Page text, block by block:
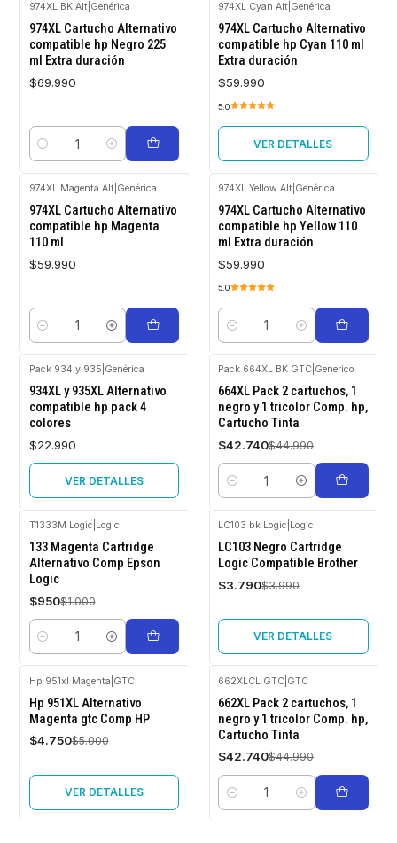
974XL BK Alt| Genérica
974XL Cartucho Alternativo
compatible hp Negro 225
ml Extra duración
$69.990
Cantidad
974XL Cyan Alt Genérica
974XL Cartucho Alternativo
compatible hp Cyan 110 ml
Extra duración
$59.990
5.0
VER DETALLES
974XL Magenta Alt| Genérica
974XL Cartucho Alternativo
compatible hp Magenta
110 ml
$59.990
Cantidad
974XL Yellow Alt Genérica
974XL Cartucho Alternativo
compatible hp Yellow 110
ml Extra duración
$59.990
5.0
Cantidad
Pack 934 y 935 Genérica
934XL y 935XL Alternativo
compatible hp pack 4
colores
$22.990
VER DETALLES
-5%
OFF
Pack 664XL BK GTC Generico
664XL Pack 2 cartuchos, 1
negro y 1 tricolor Comp. hp,
Cartucho Tinta
$42.740$44.990
Cantidad
-5%
OFF
T1333M Logic Logic
133 Magenta Cartridge
Alternativo Comp Epson
Logic
$950$1.000
Cantidad
-5%
OFF
LC103 bk Logic Logic
LC103 Negro Cartridge
Logic Compatible Brother
$3.790$3.990
VER DETALLES
-5%
OFF
Hp 951xl Magenta GTC
Hp 951XL Alternativo
Magenta gtc Comp HP
$4.750$5.000
VER DETALLES
-5%
OFF
662XLCL GTC GTC
662XL Pack 2 cartuchos, 1
negro y 1 tricolor Comp. hp,
Cartucho Tinta
$42.740$44.990
Cantidad